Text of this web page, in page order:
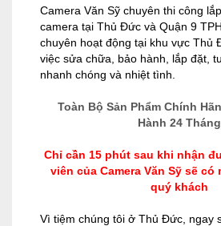
Camera Văn Sỹ chuyên thi công
camera tại Thủ Đức và Quận 9
chuyên hoạt động tại khu vực Thủ
việc sửa chữa, bảo hành, lắp đặt,
nhanh chóng và nhiệt tình.
Toàn Bộ Sản Phẩm Chính
Hành 24 Tháng
Chỉ cần 15 phút sau khi nhận
viên của Camera Văn Sỹ sẽ có
quý khách
Vì tiệm chúng tôi ở Thủ Đức, ngay